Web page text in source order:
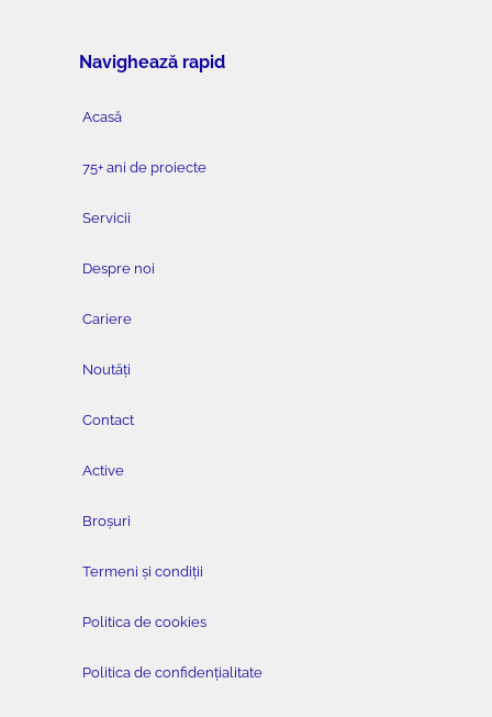
Navighează rapid
Acasă
75+ ani de proiecte
Servicii
Despre noi
Cariere
Noutăți
Contact
Active
Broșuri
Termeni și condiții
Politica de cookies
Politica de confidențialitate